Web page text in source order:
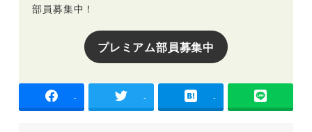
部員募集中！
プレミアム部員募集中
- - -